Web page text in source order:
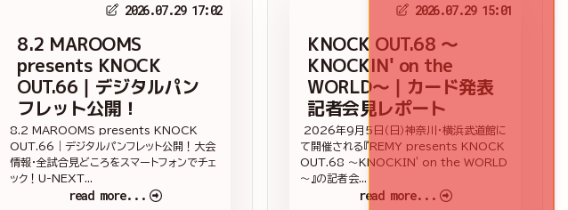
2026.07.29 17:02
8.2 MAROOMS
presents KNOCK
OUT.66｜デジタルパン
フレット公開！
8.2 MAROOMS presents KNOCK
OUT.66｜デジタルパンフレット公開！大会
情報・全試合見どころをスマートフォンでチェ
ック！U-NEXT...
read more...
2026.07.29 15:01
KNOCK OUT.68 ～
KNOCKIN' on the
WORLD～｜カード発表
記者会見レポート
2026年9月5日（日）神奈川・横浜武道館に
て開催される『REMY presents KNOCK
OUT.68 ～KNOCKIN' on the WORLD
～』の記者会...
read more...